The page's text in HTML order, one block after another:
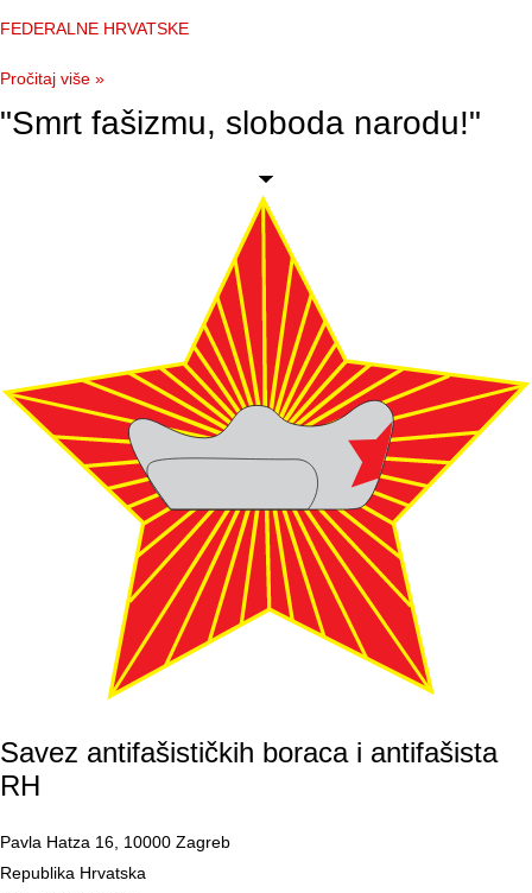
FEDERALNE HRVATSKE
Pročitaj više »
"Smrt fašizmu, sloboda narodu!"
Savez antifašističkih boraca i antifašista
RH
Pavla Hatza 16, 10000 Zagreb
Republika Hrvatska